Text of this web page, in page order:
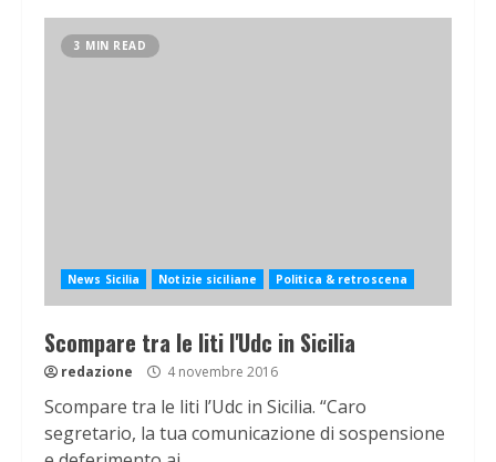
3 MIN READ
News Sicilia Notizie siciliane Politica & retroscena
Scompare tra le liti l'Udc in Sicilia
redazione 4 novembre 2016
Scompare tra le liti l’Udc in Sicilia. “Caro
segretario, la tua comunicazione di sospensione